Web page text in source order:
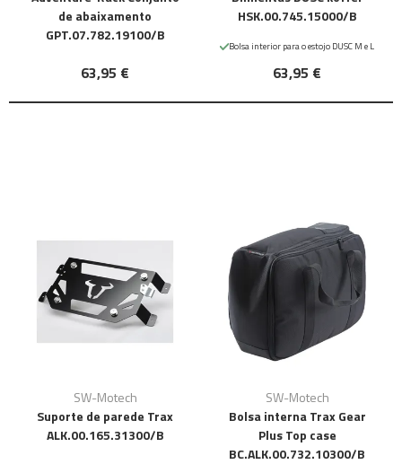
de abaixamento
GPT.07.782.19100/B
63,95 €
HSK.00.745.15000/B
Bolsa interior para o estojo DUSC M e L
63,95 €
SW-Motech
Suporte de parede Trax
ALK.00.165.31300/B
SW-Motech
Bolsa interna Trax Gear
Plus Top case
BC.ALK.00.732.10300/B